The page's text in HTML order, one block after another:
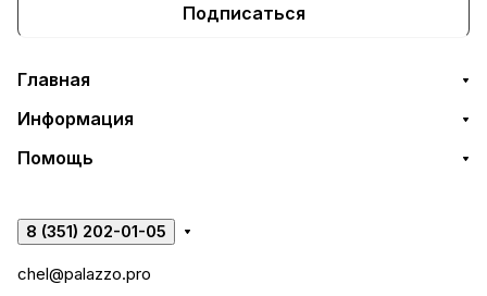
Подписаться
Главная
Информация
Помощь
8 (351) 202-01-05
chel@palazzo.pro